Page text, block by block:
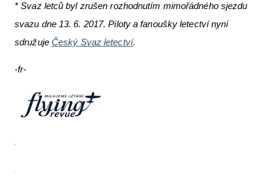
* Svaz letců byl zrušen rozhodnutím mimořádného sjezdu
svazu dne 13. 6. 2017. Piloty a fanoušky letectví nyní
sdružuje Český Svaz letectví.
-fr-